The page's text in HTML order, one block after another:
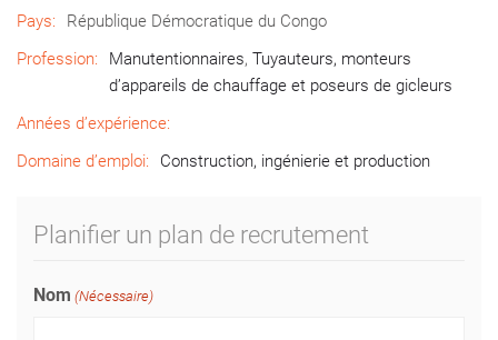
Pays:
République Démocratique du Congo
Profession:
Manutentionnaires, Tuyauteurs, monteurs
d’appareils de chauffage et poseurs de gicleurs
Années d’expérience:
Domaine d’emploi:
Construction, ingénierie et production
Planifier un plan de recrutement
Nom (Nécessaire)